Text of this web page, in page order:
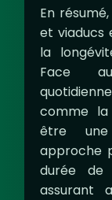
En
et viaducs
la
Face
comme la
être
approche
durée de
assurant